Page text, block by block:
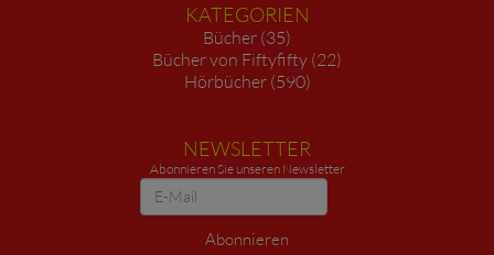
KATEGORIEN
Bücher (35)
Bücher von Fiftyfifty (22)
Hörbücher (590)
NEWSLETTER
Abonnieren Sie unseren Newsletter
Newsletter
Abonnieren